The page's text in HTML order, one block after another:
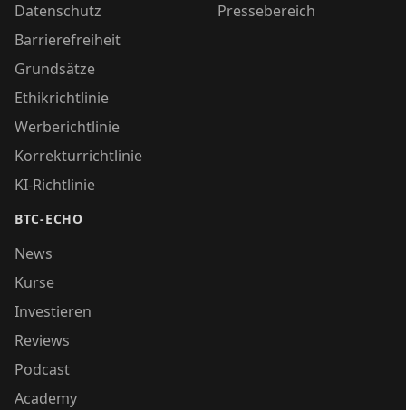
Datenschutz
Barrierefreiheit
Grundsätze
Ethikrichtlinie
Werberichtlinie
Korrekturrichtlinie
KI-Richtlinie
BTC-ECHO
News
Kurse
Investieren
Reviews
Podcast
Academy
Pressebereich